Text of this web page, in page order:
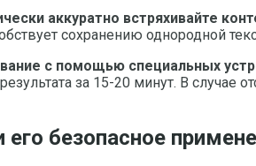
аккуратно встряхивайте
сохранению однородной
с помощью специальных
за 15-20 минут. В
безопасное